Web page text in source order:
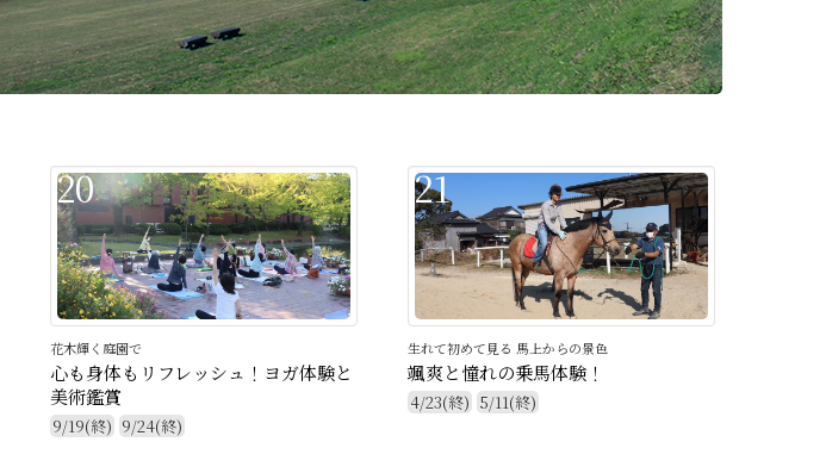
20
花木輝く庭園で
心も身体もリフレッシュ！ヨガ体験と
美術鑑賞
9/19(終) 9/24(終)
21
生れて初めて見る 馬上からの景色
颯爽と憧れの乗馬体験！
4/23(終) 5/11(終)